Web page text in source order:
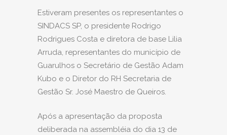
Estiveram presentes os representantes o
SINDACS SP, o presidente Rodrigo
Rodrigues Costa e diretora de base Lilia
Arruda, representantes do município de
Guarulhos o Secretário de Gestão Adam
Kubo e o Diretor do RH Secretaria de
Gestão Sr. José Maestro de Queiros.
Após a apresentação da proposta
deliberada na assembléia do dia 13 de